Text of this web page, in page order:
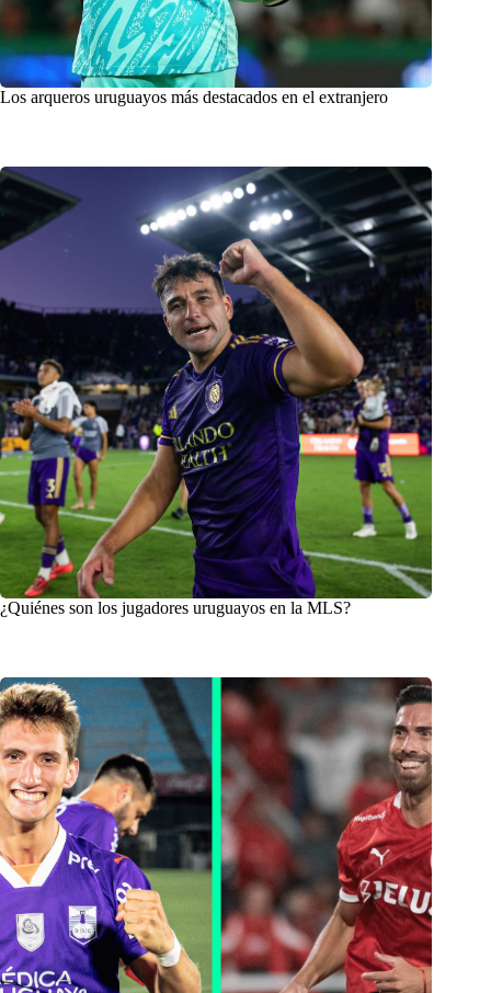
Los arqueros uruguayos más destacados en el extranjero
¿Quiénes son los jugadores uruguayos en la MLS?